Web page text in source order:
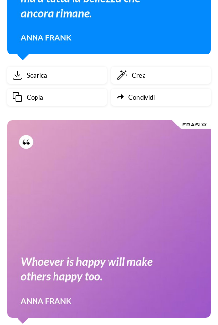
Scarica Crea
Copia Condividi